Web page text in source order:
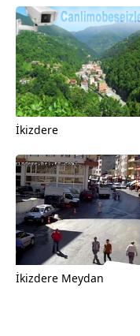
İkizdere
İkizdere Meydan